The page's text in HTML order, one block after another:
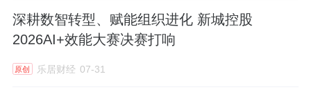
深耕数智转型、赋能组织进化 新城控股
2026AI+效能大赛决赛打响
原创 乐居财经 07-31